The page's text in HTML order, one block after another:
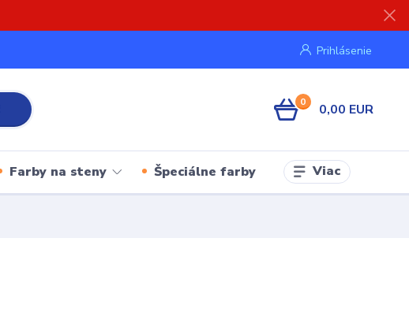
Prihlásenie
0 0,00 EUR
Farby na steny Špeciálne farby Viac